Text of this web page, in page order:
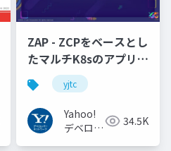
ZAP - ZCPをベースとし
たマルチK8sのアプリケ
ーション実行基盤
#YJTC / YJTC21 B-3
yjtc
Yahoo!
デベロッ
34.5K